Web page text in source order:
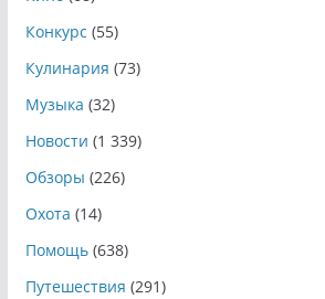
Конкурс (55)
Кулинария (73)
Музыка (32)
Новости (1 339)
Обзоры (226)
Охота (14)
Помощь(638)
Путешествия (291)